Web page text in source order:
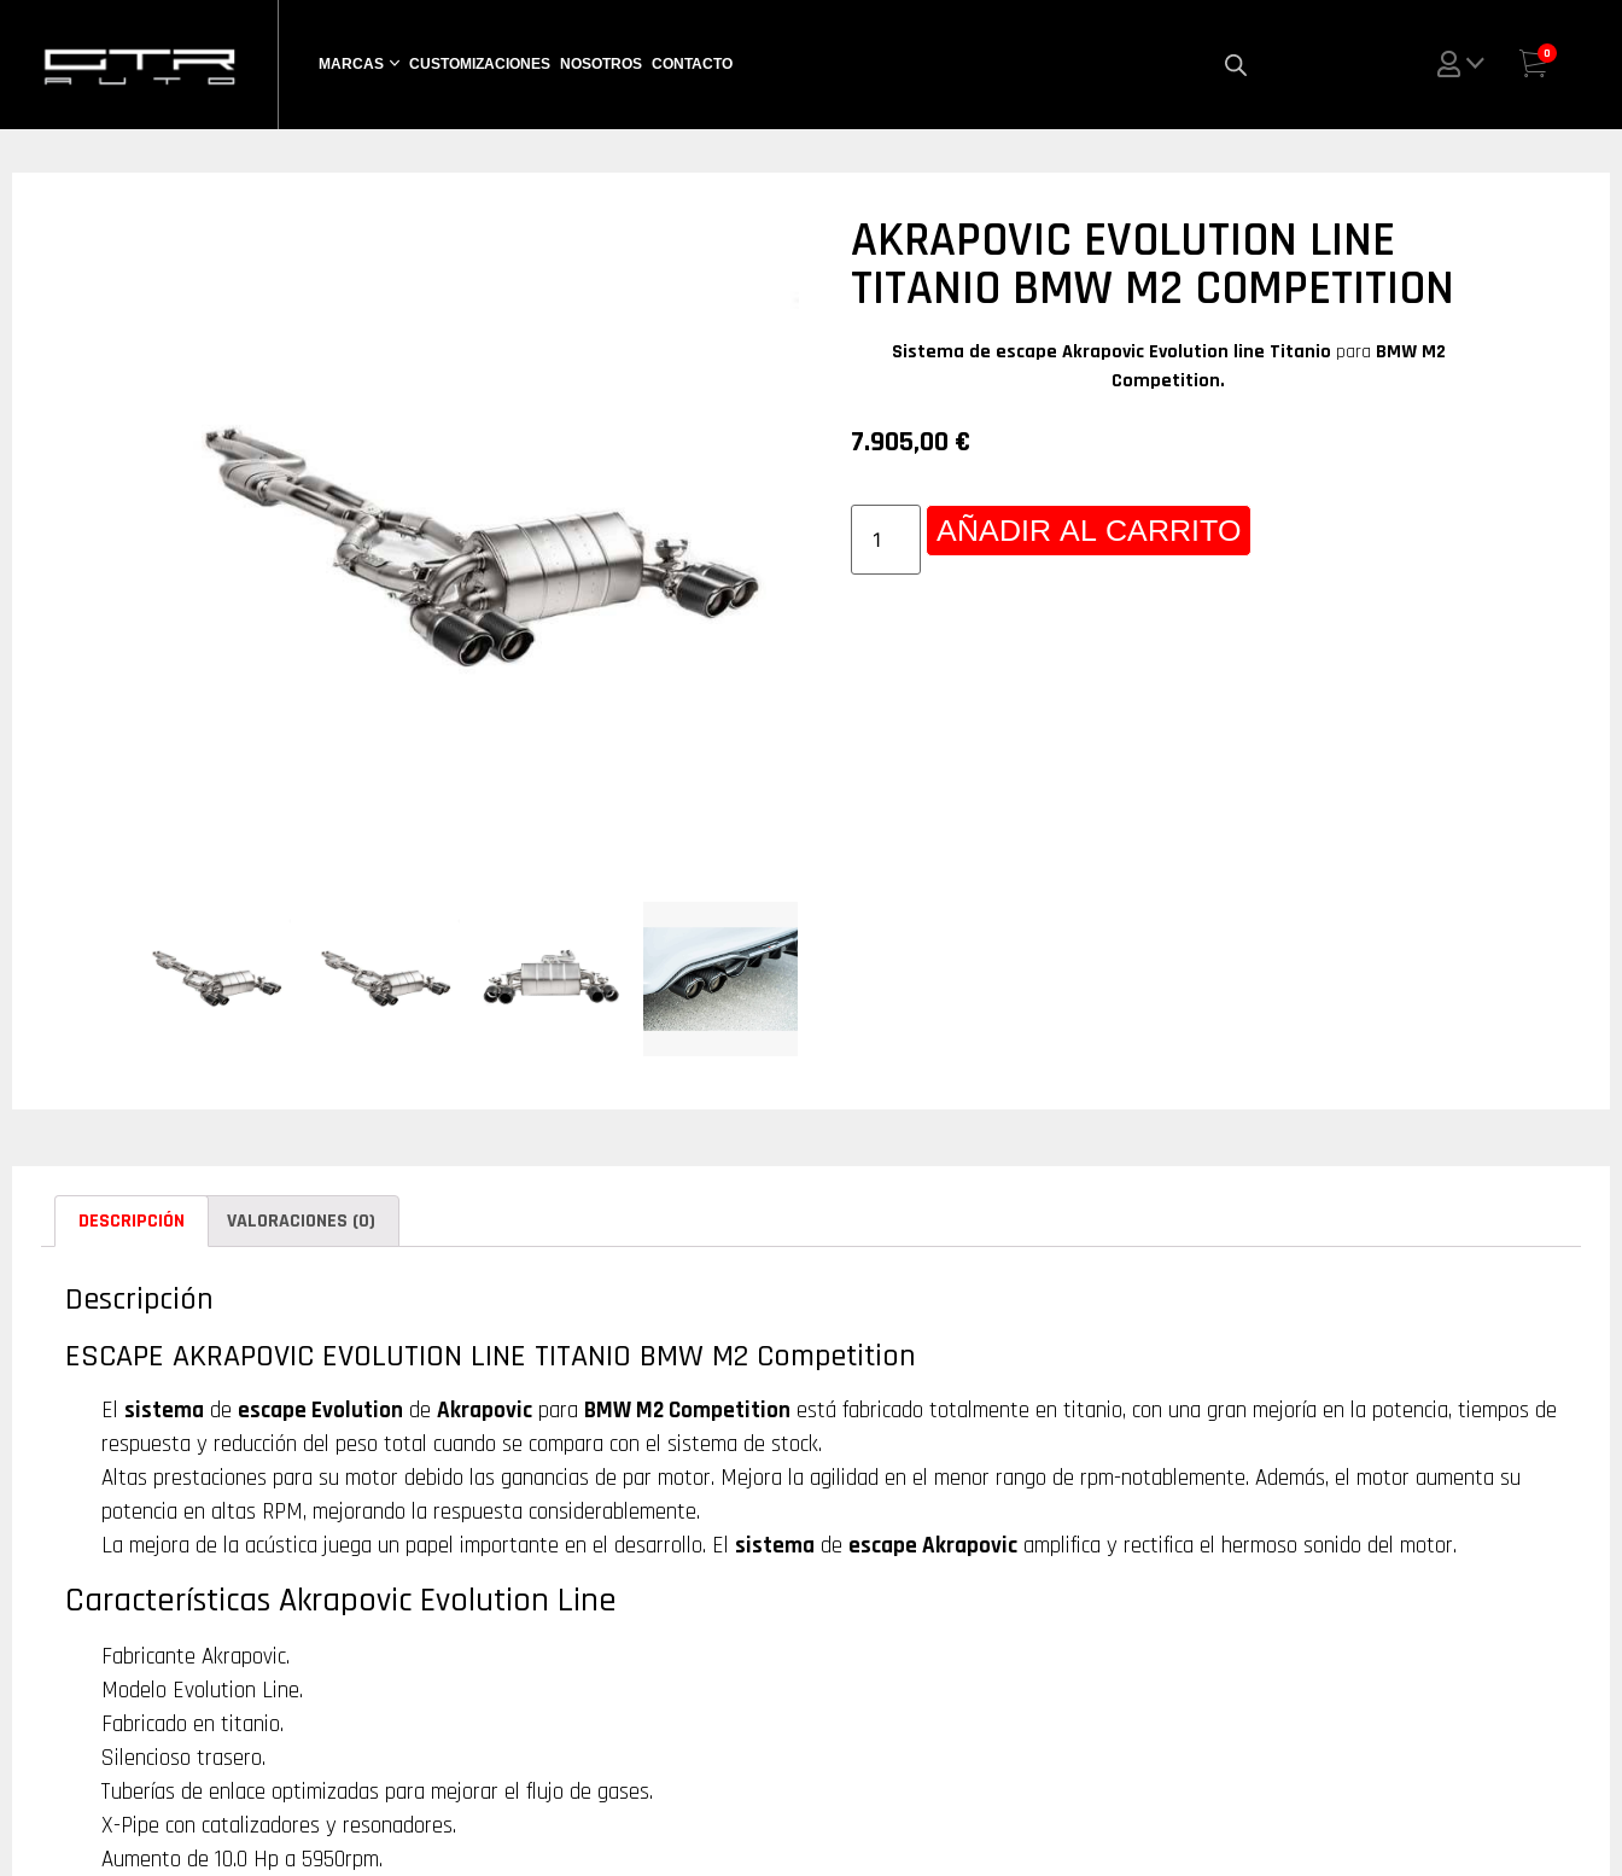
MARCAS CUSTOMIZACIONES NOSOTROS CONTACTO
0
AKRAPOVIC EVOLUTION LINE
TITANIO BMW M2 COMPETITION
Sistema de escape Akrapovic Evolution line Titanio para BMW M2
Competition.
7.905,00 €
AÑADIR AL CARRITO
DESCRIPCIÓN VALORACIONES (0)
Descripción
ESCAPE AKRAPOVIC EVOLUTION LINE TITANIO BMW M2 Competition
El sistema de escape Evolution de Akrapovic para BMW M2 Competition está fabricado totalmente en titanio, con una gran mejoría en la potencia, tiempos de
respuesta y reducción del peso total cuando se compara con el sistema de stock.
Altas prestaciones para su motor debido las ganancias de par motor. Mejora la agilidad en el menor rango de rpm-notablemente. Además, el motor aumenta su
potencia en altas RPM, mejorando la respuesta considerablemente.
La mejora de la acústica juega un papel importante en el desarrollo. El sistema de escape Akrapovic amplifica y rectifica el hermoso sonido del motor.
Características Akrapovic Evolution Line
Fabricante Akrapovic.
Modelo Evolution Line.
Fabricado en titanio.
Silencioso trasero.
Tuberías de enlace optimizadas para mejorar el flujo de gases.
X-Pipe con catalizadores y resonadores.
Aumento de 10.0 Hp a 5950rpm.